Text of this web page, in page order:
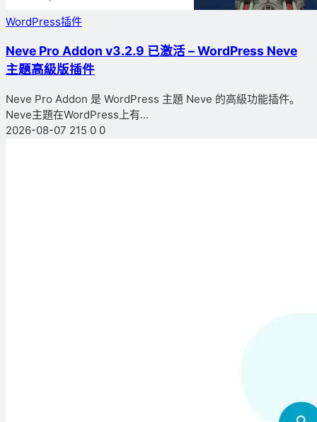
WordPress插件
Neve Pro Addon v3.2.9 已激活 – WordPress Neve
主題高級版插件
Neve Pro Addon 是 WordPress 主題 Neve 的高級功能插件。
Neve主題在WordPress上有...
2026-08-07 215 0 0